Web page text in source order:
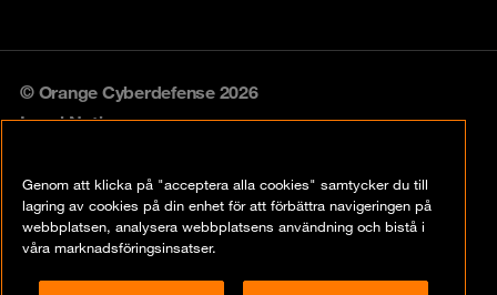
© Orange Cyberdefense 2026
Legal Notice
Vulnerability policy
Genom att klicka på "acceptera alla cookies" samtycker du till
lagring av cookies på din enhet för att förbättra navigeringen på
webbplatsen, analysera webbplatsens användning och bistå i
våra marknadsföringsinsatser.